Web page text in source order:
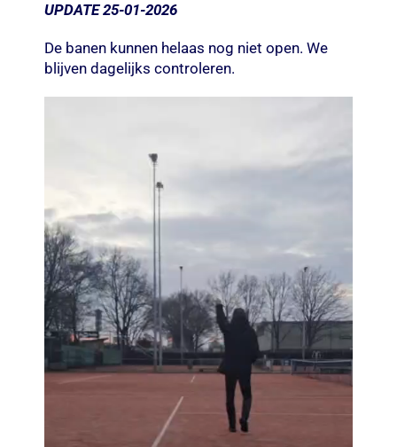
UPDATE 25-01-2026
De banen kunnen helaas nog niet open. We
blijven dagelijks controleren.